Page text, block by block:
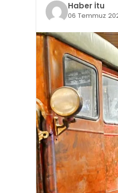
Haber İtu
06 Temmuz